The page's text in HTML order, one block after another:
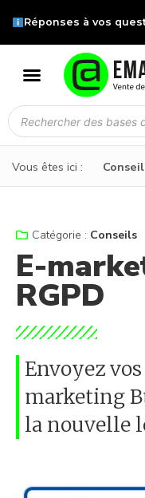
Réponses à vos
Vous êtes ici :
Catégorie : Conseils
E-
RGPD
Envoyez
marketing
la nouvelle